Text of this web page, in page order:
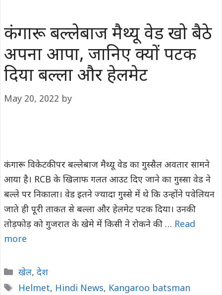
कंगारू बल्लेबाज मैथ्यू वेड खो बैठे
अपना आपा, जानिए क्यों पटक
दिया बल्ला और हेलमेट
May 20, 2022 by
कंगारू विकेटकीपर बल्लेबाज मैथ्यू वेड का गुस्सैल अवतार सामने
आया है। RCB के खिलाफ गलत आउट दिए जाने का गुस्सा वेड ने
बल्ले पर निकाला। वेड इतने ज्यादा गुस्से में थे कि उन्होंने पवेलियन
जाते ही पूरी ताकत से बल्ला और हेलमेट पटक दिया। उनकी
तोड़फोड़ को गुजरात के खेमे में किसी ने रोकने की … Read
more
Categories
खेल, देश
Tags
Helmet, Hindi News, Kangaroo batsman